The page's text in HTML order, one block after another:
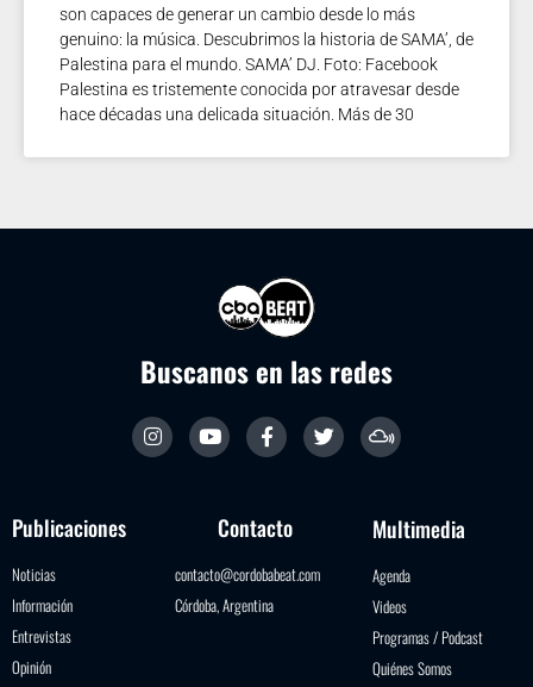
son capaces de generar un cambio desde lo más
genuino: la música. Descubrimos la historia de SAMA’, de
Palestina para el mundo. SAMA’ DJ. Foto: Facebook
Palestina es tristemente conocida por atravesar desde
hace décadas una delicada situación. Más de 30
Buscanos en las redes
Publicaciones
Noticias
Información
Entrevistas
Opinión
Contacto
contacto@cordobabeat.com
Córdoba, Argentina
Multimedia
Agenda
Videos
Programas / Podcast
Quiénes Somos